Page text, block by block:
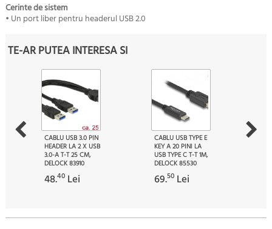
Cerinte de sistem
• Un port liber pentru headerul USB 2.0
TE-AR PUTEA INTERESA SI
CABLU USB 3.0 PIN
HEADER LA 2 X USB
3.0-A T-T 25 CM,
DELOCK 83910
48.40 Lei
CABLU USB TYPE E
KEY A 20 PINI LA
USB TYPE C T-T 1M,
DELOCK 85530
69.50 Lei